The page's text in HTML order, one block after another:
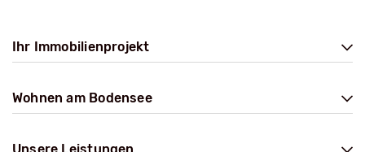
Ihr Immobilienprojekt
Wohnen am Bodensee
Unsere Leistungen